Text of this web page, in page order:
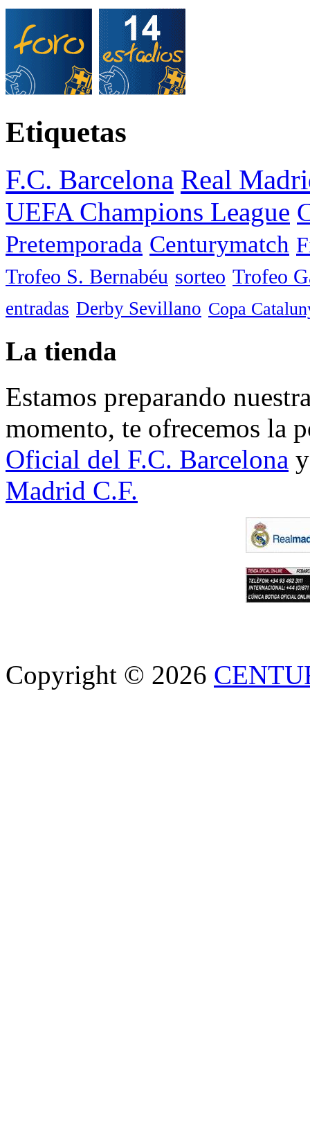
Etiquetas
F.C. Barcelona Real
UEFA Champions League
Pretemporada Centurymatch
Trofeo S. Bernabéu sorteo Trofeo
entradas Derby Sevillano Copa
La tienda
Estamos preparando
momento, te ofrecemos la
Oficial del F.C. Barcelona
Madrid C.F.
Copyright © 2026